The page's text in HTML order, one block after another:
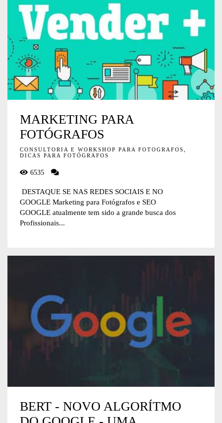
MARKETING PARA
FOTÓGRAFOS
CONSULTORIA E WORKSHOP PARA FOTOGRAFOS,
DICAS PARA FOTÓGRAFOS
6535
DESTAQUE SE NAS REDES SOCIAIS E NO
GOOGLE Marketing para Fotógrafos e SEO
GOOGLE atualmente tem sido a grande busca dos
Profissionais...
BERT - NOVO ALGORÍTMO